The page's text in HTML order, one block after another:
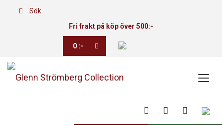
Sök
Fri frakt på köp över 500:-
0 :-